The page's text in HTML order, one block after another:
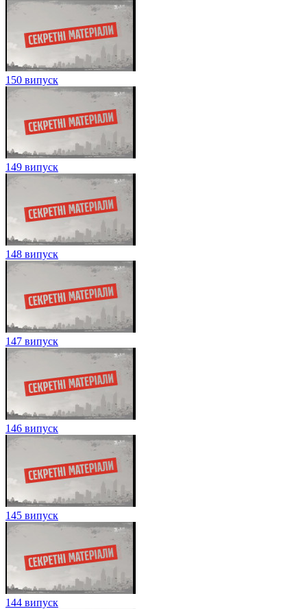
150 випуск
149 випуск
148 випуск
147 випуск
146 випуск
145 випуск
144 випуск